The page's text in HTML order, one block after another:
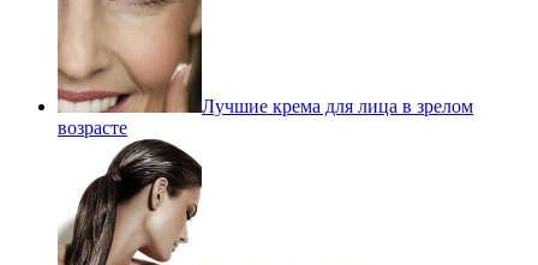
Лучшие крема для лица в зрелом
возрасте